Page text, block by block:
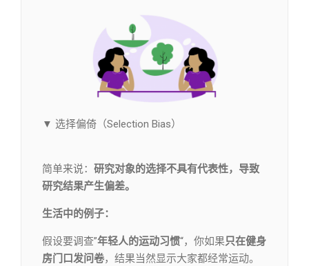
▼ 选择偏倚（Selection Bias）
简单来说： 研究对象的选择不具有代表性，导致
研究结果产生偏差。
生活中的例子：
假设要调查”年轻人的运动习惯“，你如果只在健身
房门口发问卷，结果当然显示大家都经常运动。